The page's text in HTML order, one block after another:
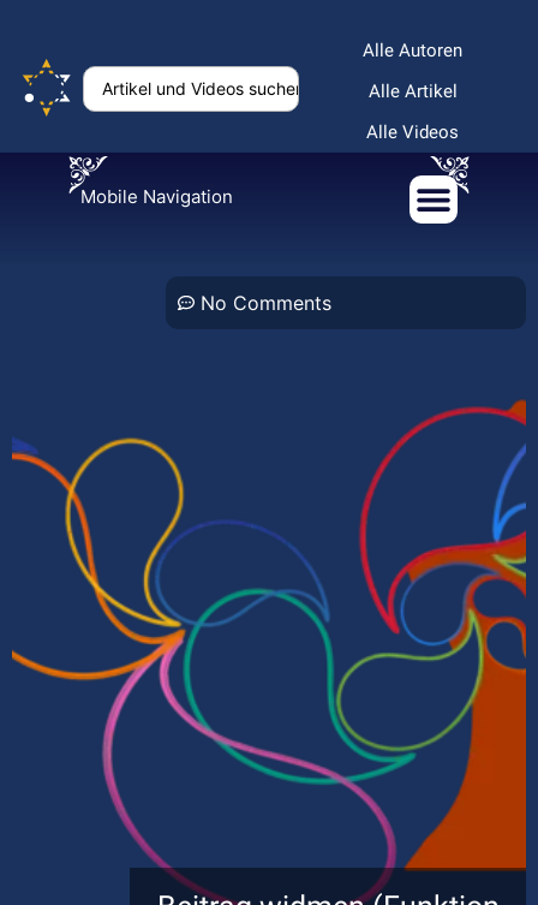
Alle Autoren
Alle Artikel
Alle Videos
Mobile Navigation
No Comments